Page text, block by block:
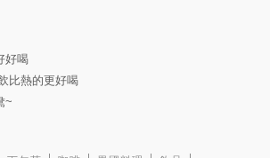
好喝
比熱的更好喝
~